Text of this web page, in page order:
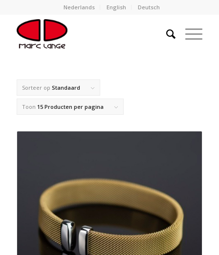
Nederlands English Deutsch
Sorteer op Standaard
Toon 15 Producten per pagina